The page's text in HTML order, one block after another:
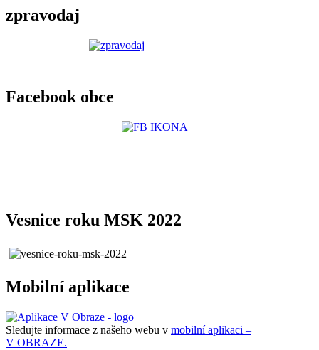
zpravodaj
Facebook obce
Vesnice roku MSK 2022
Mobilní aplikace
Sledujte informace z našeho webu v mobilní aplikaci –
V OBRAZE.